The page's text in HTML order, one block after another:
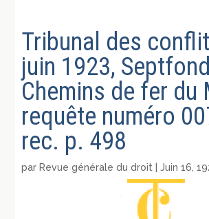
Tribunal des
juin 1923,
Chemins de fer du
requête numéro
rec. p. 498
par Revue générale du droit |Juin 16,